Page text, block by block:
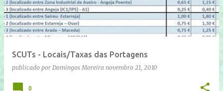
SCUTs - Locais/Taxas das Portagens
publicado por Domingos Moreira novembro 21, 2010
0